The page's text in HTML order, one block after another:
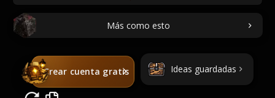
Más como esto
Crear cuenta gratis Ideas guardadas